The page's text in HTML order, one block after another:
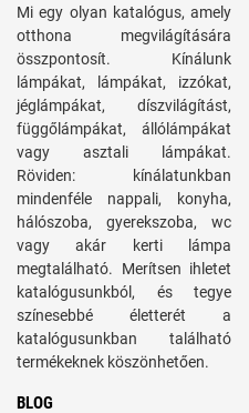
Mi egy olyan katalógus, amely
otthona megvilágítására
összpontosít. Kínálunk
lámpákat, lámpákat, izzókat,
jéglámpákat, díszvilágítást,
függőlámpákat, állólámpákat
vagy asztali lámpákat.
Röviden: kínálatunkban
mindenféle nappali, konyha,
hálószoba, gyerekszoba, wc
vagy akár kerti lámpa
megtalálható. Merítsen ihletet
katalógusunkból, és tegye
színesebbé életterét a
katalógusunkban található
termékeknek köszönhetően.
BLOG